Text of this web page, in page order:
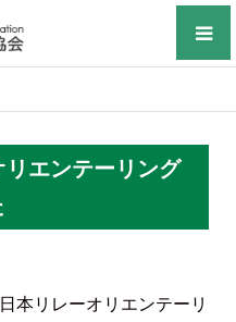
エンテーリング
本リレーオリエンテーリ